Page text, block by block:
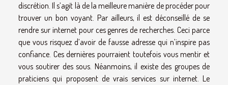
discrétion. Il s’agit là de la meilleure manière de procéder pour
trouver un bon voyant. Par ailleurs, il est déconseillé de se
rendre sur internet pour ces genres de recherches. Ceci parce
que vous risquez d’avoir de fausse adresse qui n’inspire pas
confiance. Ces dernières pourraient toutefois vous mentir et
vous soutirer des sous. Néanmoins, il existe des groupes de
praticiens qui proposent de vrais services sur internet. Le